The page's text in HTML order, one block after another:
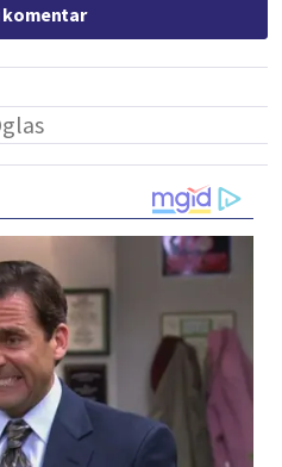
komentar